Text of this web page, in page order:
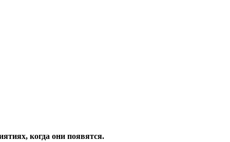
когда они появятся.